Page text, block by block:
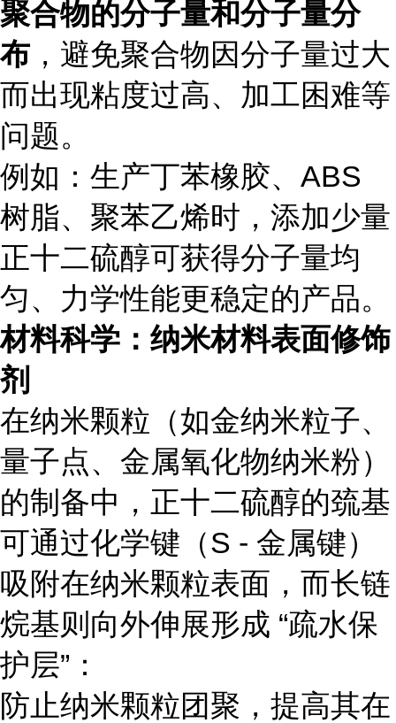
聚合物的分子量和分子量分
布 ，避免聚合物因分子量过大
而出现粘度过高、加工困难等
问题。
例如：生产丁苯橡胶、ABS
树脂、聚苯乙烯时，添加少量
正十二硫醇可获得分子量均
匀、力学性能更稳定的产品。
材料科学：纳米材料表面修饰
剂
在纳米颗粒（如金纳米粒子、
量子点、金属氧化物纳米粉）
的制备中，正十二硫醇的巯基
可通过化学键（S - 金属键）
吸附在纳米颗粒表面，而长链
烷基则向外伸展形成 “疏水保
护层”：
防止纳米颗粒团聚，提高其在